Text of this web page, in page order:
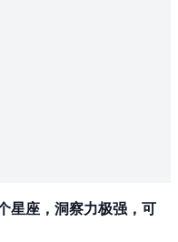
星座，洞察力极强，可